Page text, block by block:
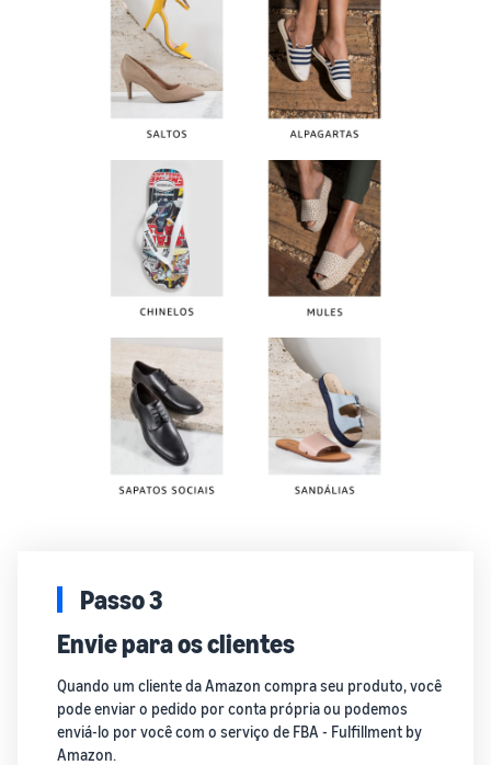
Passo 3
Envie para os clientes
Quando um cliente da Amazon compra seu produto, você
pode enviar o pedido por conta própria ou podemos
enviá-lo por você com o serviço de FBA - Fulfillment by
Amazon.